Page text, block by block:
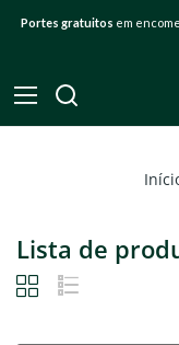
Portes gratuitos em
Lista de